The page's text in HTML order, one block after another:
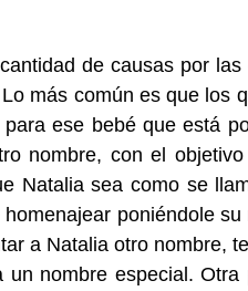
de causas por
más común es que los
ese bebé que está
nombre, con el
Natalia sea como se
poniéndole
a Natalia otro nombre,
nombre especial.